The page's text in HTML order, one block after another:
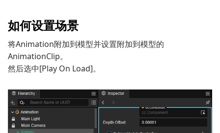
如何设置场景
将Animation附加到模型并设置附加到模型的
AnimationClip。
然后选中[Play On Load]。